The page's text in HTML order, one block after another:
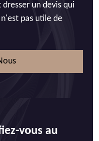
un devis qui
pas utile de
vous au